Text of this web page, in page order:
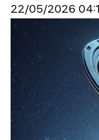
22/05/2026